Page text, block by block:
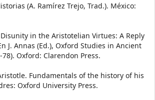
(A. Ramírez Trejo, Trad.). México:
in the Aristotelian Virtues: A Reply
J. Annas (Ed.), Oxford Studies in Ancient
Oxford: Clarendon Press.
Fundamentals of the history of his
Oxford University Press.